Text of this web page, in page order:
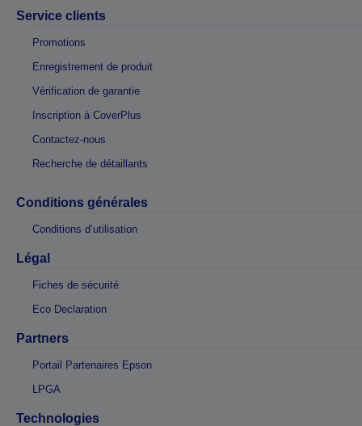
Service clients
Promotions
Enregistrement de produit
Vérification de garantie
Inscription à CoverPlus
Contactez-nous
Recherche de détaillants
Conditions générales
Conditions d’utilisation
Légal
Fiches de sécurité
Eco Declaration
Partners
Portail Partenaires Epson
LPGA
Technologies